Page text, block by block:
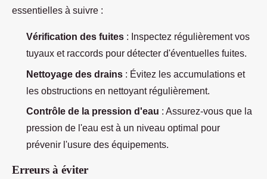
essentielles à suivre :
Vérification des fuites : Inspectez régulièrement vos
tuyaux et raccords pour détecter d'éventuelles fuites.
Nettoyage des drains : Évitez les accumulations et
les obstructions en nettoyant régulièrement.
Contrôle de la pression d'eau : Assurez-vous que la
pression de l'eau est à un niveau optimal pour
prévenir l'usure des équipements.
Erreurs à éviter